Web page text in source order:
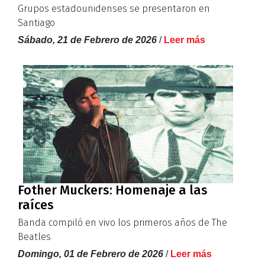
Grupos estadounidenses se presentaron en
Santiago
Sábado, 21 de Febrero de 2026 / Leer más
Fother Muckers: Homenaje a las
raíces
Banda compiló en vivo los primeros años de The
Beatles
Domingo, 01 de Febrero de 2026 / Leer más